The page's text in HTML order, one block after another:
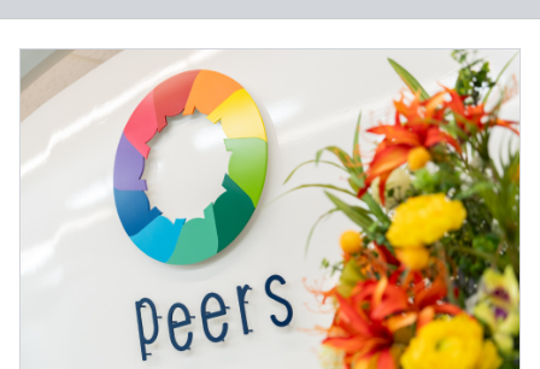
●ピアズグループのメンバーは６００名を突破し、更なる
組織強化フェーズとして邁進中です※グループのパートナ
ー社員含む
●平均年齢３３.８歳で、メンバーの４０%が勤続５年以
上と、高いエンゲージメントと共に自身のキャリアを磨く
環境整備に力を入れています
●男女比率は６：４で、女性社員の４０％が働くママと、
出産・育児を経ても活躍できるよう柔軟な働き方を取り入
れ、働くママをサポートしています
年収約600~1000万円想定 (スキルにより応相談)
下限: 月給505,300円 (基本給:270,000円/スキル・役割手
当:115,000円/固定残業代:120,300円)
年収800万円を超える場合には年俸制の適用可能性あり
は年収提示額を保証するものではありません）